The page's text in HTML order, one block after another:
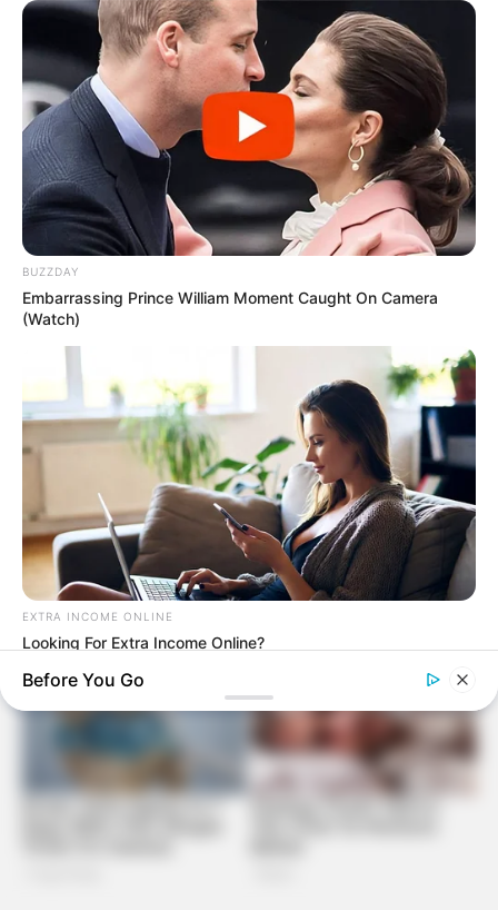
BUZZDAY
Embarrassing Prince William Moment Caught On Camera
(Watch)
EXTRA INCOME ONLINE
Looking For Extra Income Online?
Before You Go